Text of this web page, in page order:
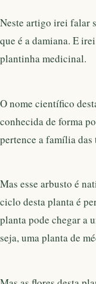
Neste artigo irei falar
que é a damiana. E
plantinha medicinal.
O nome científico
conhecida de forma
pertence a família das
Mas esse arbusto é
ciclo desta planta é
planta pode chegar a
seja, uma planta de